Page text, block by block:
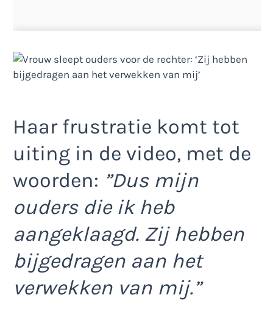
Haar frustratie komt tot
uiting in de video, met de
woorden: ”Dus mijn
ouders die ik heb
aangeklaagd. Zij hebben
bijgedragen aan het
verwekken van mij.”